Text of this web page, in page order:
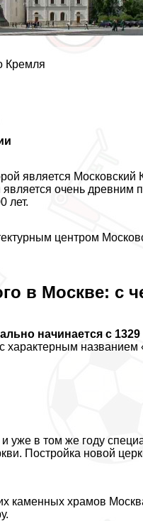
Кремля
является
очень древним
лет.
центром
в Москве: с
начинается с 1329
с хаpaктерным названием
уже в том же году
Постройка новой
каменных храмов